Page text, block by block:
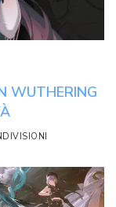
WUTHERING